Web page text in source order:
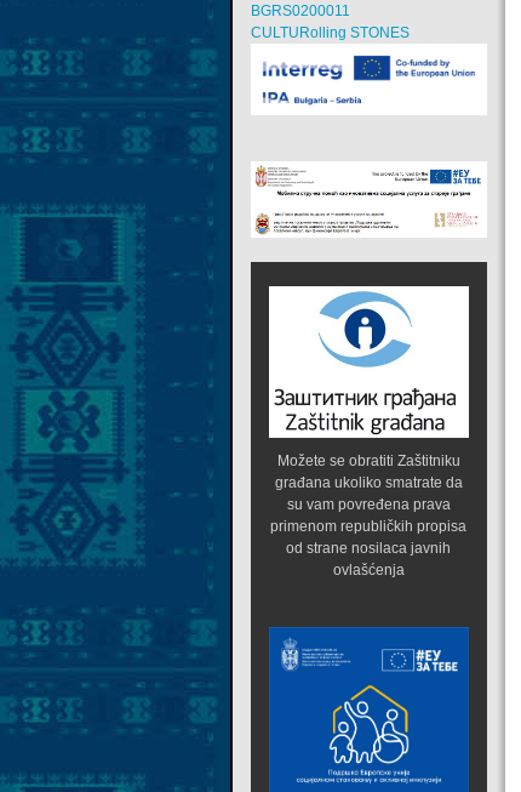
BGRS0200011
CULTURolling STONES
Možete se obratiti Zaštitniku
građana ukoliko smatrate da
su vam povređena prava
primenom republičkih propisa
od strane nosilaca javnih
ovlašćenja